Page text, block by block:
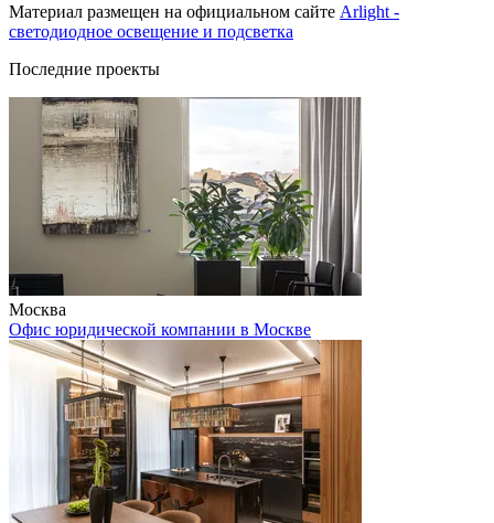
Материал размещен на официальном сайте Arlight -
светодиодное освещение и подсветка
Последние проекты
Москва
Офис юридической компании в Москве